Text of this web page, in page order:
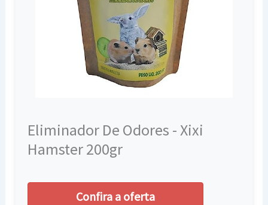
Eliminador De Odores - Xixi
Hamster 200gr
Confira a oferta